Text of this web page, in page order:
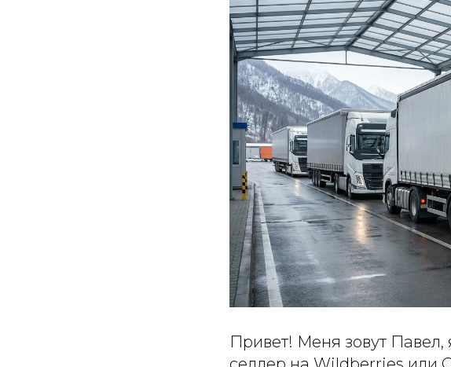
Привет! Меня зовут Павел,